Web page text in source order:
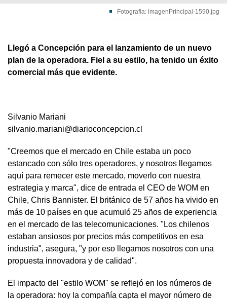
Fotografía: imagenPrincipal-1590.jpg
Llegó a Concepción para el lanzamiento de un nuevo
plan de la operadora. Fiel a su estilo, ha tenido un éxito
comercial más que evidente.
Silvanio Mariani
silvanio.mariani@diarioconcepcion.cl
"Creemos que el mercado en Chile estaba un poco
estancado con sólo tres operadores, y nosotros llegamos
aquí para remecer este mercado, moverlo con nuestra
estrategia y marca", dice de entrada el CEO de WOM en
Chile, Chris Bannister. El británico de 57 años ha vivido en
más de 10 países en que acumuló 25 años de experiencia
en el mercado de las telecomunicaciones. "Los chilenos
estaban ansiosos por precios más competitivos en esa
industria", asegura, "y por eso llegamos nosotros con una
propuesta innovadora y de calidad".
El impacto del "estilo WOM" se reflejó en los números de
la operadora: hoy la compañía capta el mayor número de